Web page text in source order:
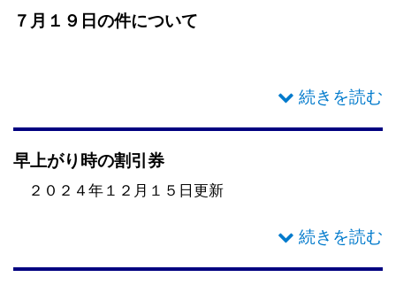
７月１９日の件について
本日ご乗船いただいたお客様にはご迷惑をおかけいた
数日お休みをいただき今回の件の対応を進めたいと思
早上がり時の割引券
２０２４年１２月１５日更新
早上がりによりお渡しした割引券をお持ちの方へ
・乗合船乗船で割引券をお持ちの方は発行日より半年